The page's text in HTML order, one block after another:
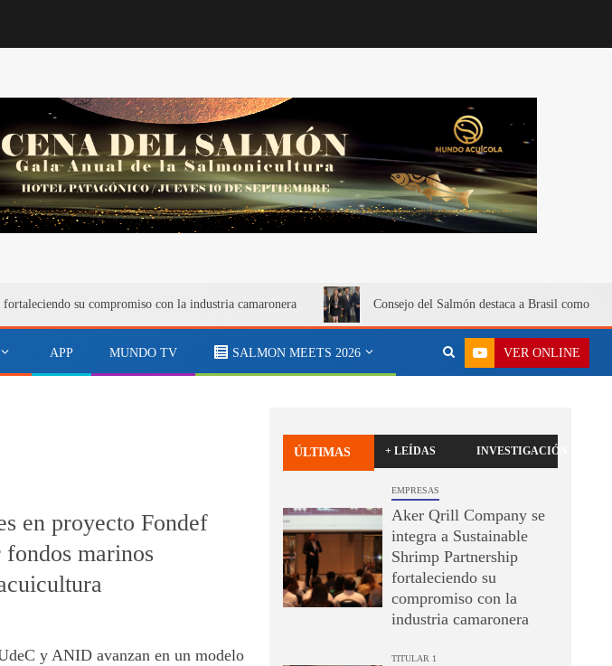
su compromiso con la industria camaronera Consejo del Salmón destaca a Brasil como
APP MUNDO TV SALMON MEETS 2026 VER ONLINE
en proyecto Fondef
marinos
y ANID avanzan en un modelo
ÚLTIMAS + LEÍDAS INVESTIGACIÓN
EMPRESAS
Aker Qrill Company se
integra a Sustainable
Shrimp Partnership
fortaleciendo su
compromiso con la
industria camaronera
TITULAR 1